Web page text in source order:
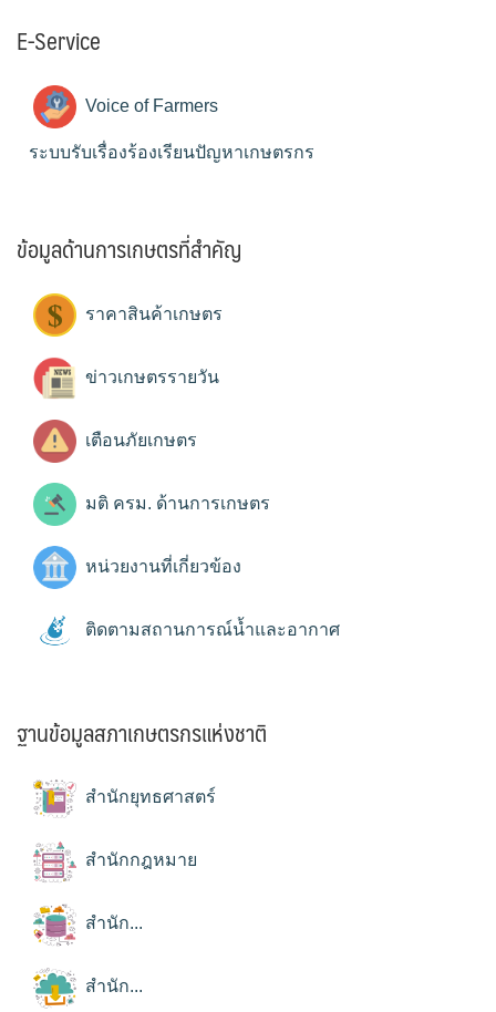
E-Service
Voice of Farmers
ระบบรับเรื่องร้องเรียนปัญหาเกษตรกร
ข้อมูลด้านการเกษตรที่สำคัญ
ราคาสินค้าเกษตร
ข่าวเกษตรรายวัน
เตือนภัยเกษตร
มติ ครม. ด้านการเกษตร
หน่วยงานที่เกี่ยวข้อง
ติดตามสถานการณ์น้ำและอากาศ
ฐานข้อมูลสภาเกษตรกรแห่งชาติ
สำนักยุทธศาสตร์
สำนักกฎหมาย
สำนัก...
สำนัก...